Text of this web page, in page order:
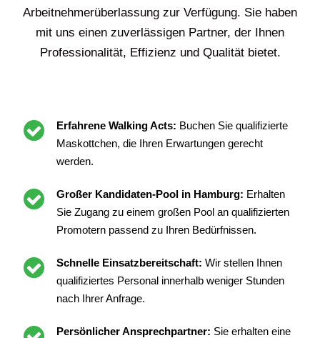
Arbeitnehmerüberlassung zur Verfügung. Sie haben
mit uns einen zuverlässigen Partner, der Ihnen
Professionalität, Effizienz und Qualität bietet.
Erfahrene Walking Acts: Buchen Sie qualifizierte
Maskottchen, die Ihren Erwartungen gerecht
werden.
Großer Kandidaten-Pool in Hamburg: Erhalten
Sie Zugang zu einem großen Pool an qualifizierten
Promotern passend zu Ihren Bedürfnissen.
Schnelle Einsatzbereitschaft: Wir stellen Ihnen
qualifiziertes Personal innerhalb weniger Stunden
nach Ihrer Anfrage.
Persönlicher Ansprechpartner: Sie erhalten eine